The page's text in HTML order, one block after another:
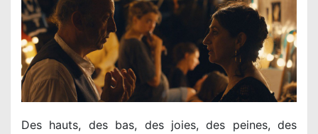
Des hauts, des bas, des joies, des peines, des